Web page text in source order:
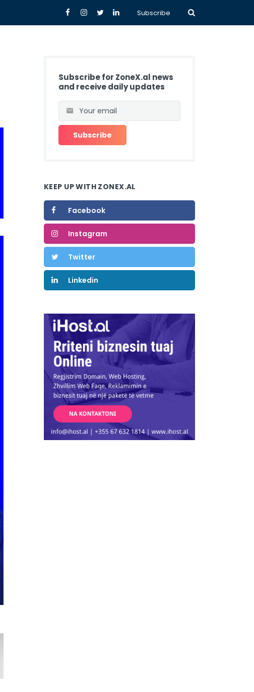
Subscribe
Subscribe for ZoneX.al news
and receive daily updates
KEEP UP WITH ZONEX.AL
Facebook
Instagram
Twitter
Linkedin